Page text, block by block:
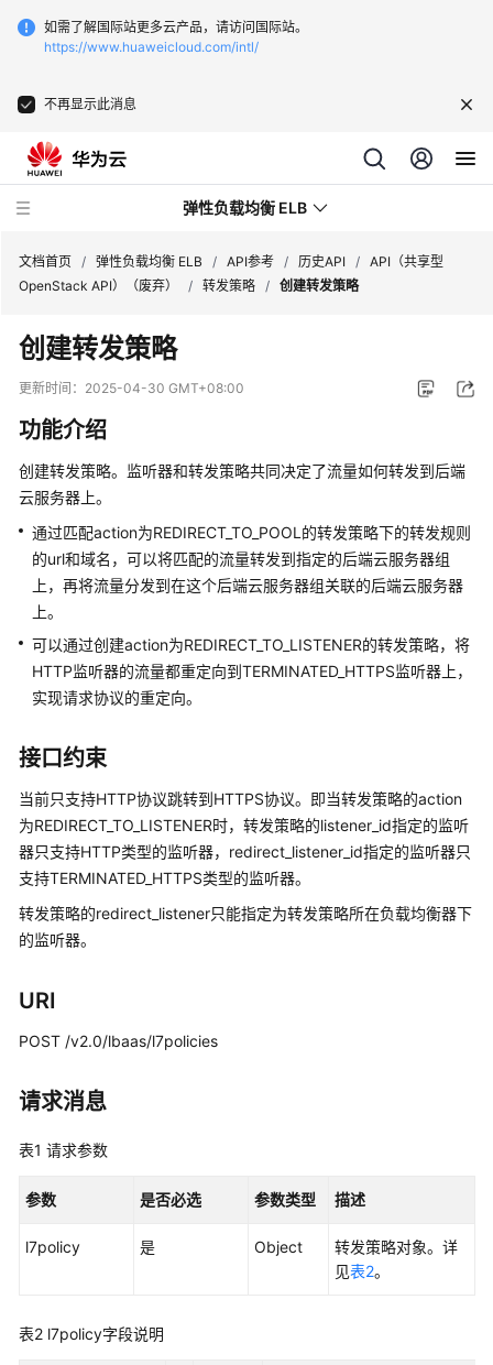
如需了解国际站更多云产品，请访问国际站。
https://www.huaweicloud.com/intl/
不再显示此消息
弹性负载均衡 ELB
最
新
动
品
介
绍
说
明
快
入
门
用
户
指
最
实
参
必
概
文档首页 / 弹性负载均衡 ELB / API参考 / 历史API / API（共享型
OpenStack API）（废弃）
/ 转发策略 / 创建转发策略
创建转发策略
更新时间： 2025-04-30 GMT+08:00
功能介绍
创建转发策略。监听器和转发策略共同决定了流量如何转发到后端
云服务器上。
通过匹配action为REDIRECT_TO_POOL的转发策略下的转发规则
的url和域名，可以将匹配的流量转发到指定的后端云服务器组
上，再将流量分发到在这个后端云服务器组关联的后端云服务器
上。
可以通过创建action为REDIRECT_TO_LISTENER的转发策略，将
HTTP监听器的流量都重定向到TERMINATED_HTTPS监听器上，
实现请求协议的重定向。
接口约束
当前只支持HTTP协议跳转到HTTPS协议。即当转发策略的action
为REDIRECT_TO_LISTENER时，转发策略的listener_id指定的监听
器只支持HTTP类型的监听器，redirect_listener_id指定的监听器只
支持TERMINATED_HTTPS类型的监听器。
转发策略的redirect_listener只能指定为转发策略所在负载均衡器下
的监听器。
URI
POST /v2.0/lbaas/l7policies
请求消息
表1 请求参数
参数 是否必选 参数类型 描述
l7policy 是 Object
转发策略对象。详
见表2。
表2 l7policy字段说明